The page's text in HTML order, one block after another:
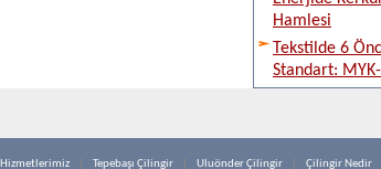
Hamlesi
Tekstilde 6
Standart:
Hizmetlerimiz Tepebaşı Çilingir Uluönder Çilingir Çilingir Nedir